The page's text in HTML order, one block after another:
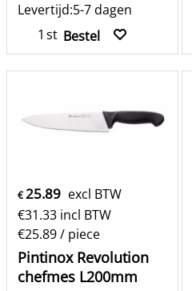
Levertijd:5-7 dagen
st Bestel
€25.89 excl BTW
€31.33 incl BTW
€25.89/ piece
Pintinox Revolution
chefmes L200mm